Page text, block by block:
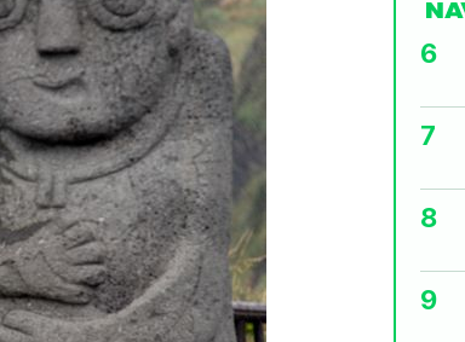
1
"탄약 왜 부족한 거야"…트럼프, '이란전
무기고 고갈'에 국방장관 질책
2
"오세훈이 주택 공급 않아" "입법과정에
반영"…민주당의 부동산 세제개편 해법은
3
[단독] 美, 포스코 후판 상계관세 1%대
로…3.70%서 '뚝'
4
[르포] 병원 오는 길부터 고비…'폭염'에
더 취약한 환자들
6
7
8
9